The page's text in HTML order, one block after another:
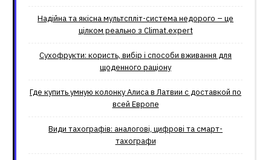
Надійна та якісна мультспліт-система недорого – це
цілком реально з Climat.еxpert
Сухофрукти: користь, вибір і способи вживання для
щоденного раціону
Где купить умную колонку Алиса в Латвии с доставкой по
всей Европе
Види тахографів: аналогові, цифрові та смарт-
тахографи